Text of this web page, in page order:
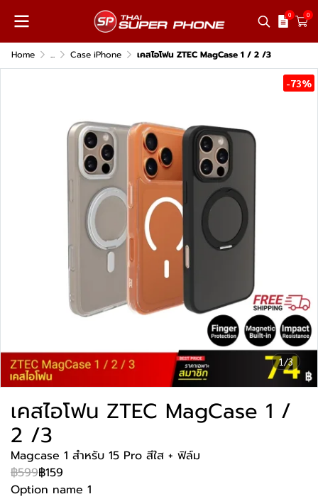
0 0
Home ... Case iPhone เคสไอโฟน ZTEC MagCase 1 / 2 /3
1/3
-73%
เคสไอโฟน ZTEC MagCase 1 /
2 /3
Magcase 1 สำหรับ 15 Pro สีใส + ฟิล์ม
฿599฿159
Option name 1